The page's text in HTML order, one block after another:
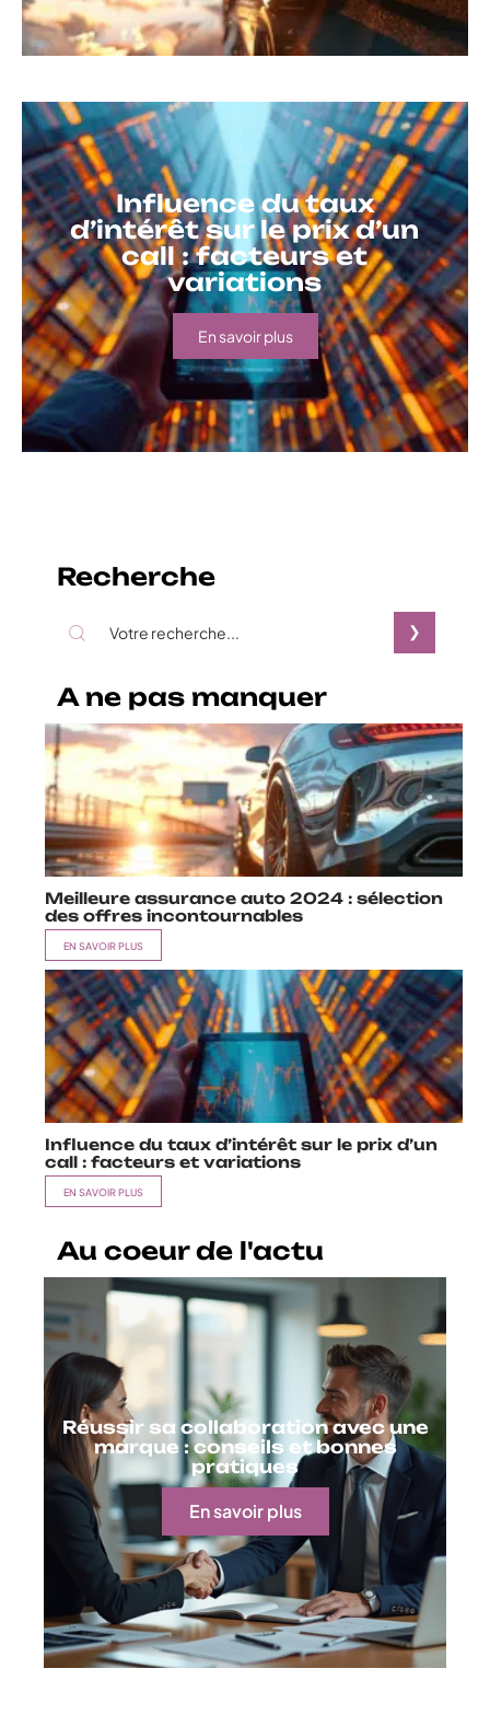
Influence du taux
d’intérêt sur le prix d’un
call : facteurs et
variations
En savoir plus
Recherche
A ne pas manquer
Meilleure assurance auto 2024 : sélection
des offres incontournables
EN SAVOIR PLUS
Influence du taux d’intérêt sur le prix d’un
call : facteurs et variations
EN SAVOIR PLUS
Au coeur de l'actu
Réussir sa collaboration avec une
marque : conseils et bonnes
pratiques
En savoir plus